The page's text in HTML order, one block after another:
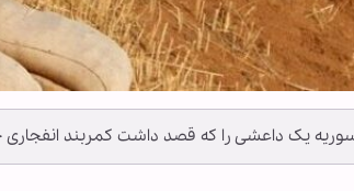
یک داعشی را که قصد داشت کمربند انفجاری